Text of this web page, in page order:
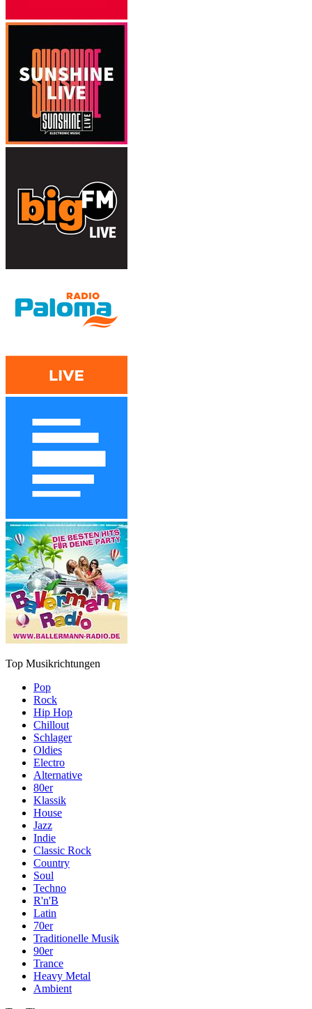
Top Musikrichtungen
Pop
Rock
Hip Hop
Chillout
Schlager
Oldies
Electro
Alternative
80er
Klassik
House
Jazz
Indie
Classic Rock
Country
Soul
Techno
R'n'B
Latin
70er
Traditionelle Musik
90er
Trance
Heavy Metal
Ambient